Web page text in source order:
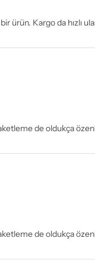
ürün. Kargo da hızlı
de oldukça
de oldukça